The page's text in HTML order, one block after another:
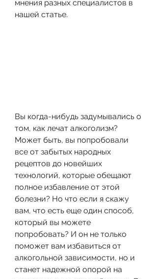
мнения разных специалистов в
нашей статье.
Вы когда-нибудь задумывались о
том, как лечат алкоголизм?
Может быть, вы попробовали
все от забытых народных
рецептов до новейших
технологий, которые обещают
полное избавление от этой
болезни? Но что если я скажу
вам, что есть еще один способ,
который вы можете
попробовать? И он не только
поможет вам избавиться от
алкогольной зависимости, но и
станет надежной опорой на